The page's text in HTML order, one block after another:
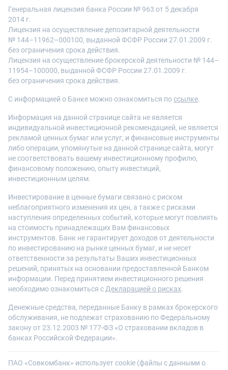
Генеральная лицензия банка России № 963 от 5 декабря
2014 г.
Лицензия на осуществление депозитарной деятельности
№ 144–11962–000100, выданной ФСФР России 27.01.2009 г.
без ограничения срока действия.
Лицензия на осуществление брокерской деятельности № 144–
11954–100000, выданной ФСФР России 27.01.2009 г.
без ограничения срока действия.
С информацией о Банке можно ознакомиться поссылке.
Информация на данной странице сайта не является
индивидуальной инвестиционной рекомендацией, не является
рекламой ценных бумаг или услуг, и финансовые инструменты
либо операции, упомянутые на данной странице сайта, могут
не соответствовать вашему инвестиционному профилю,
финансовому положению, опыту инвестиций,
инвестиционным целям.
Инвестирование в ценные бумаги связано с риском
неблагоприятного изменения их цен, а также с рисками
наступления определенных событий, которые могут повлиять
на стоимость принадлежащих Вам финансовых
инструментов. Банк не гарантирует доходов от деятельности
по инвестированию на рынке ценных бумаг, и не несет
ответственности за результаты Ваших инвестиционных
решений, принятых на основании предоставленной Банком
информации. Перед принятием инвестиционного решения
необходимо ознакомиться с Декларацией о рисках.
Денежные средства, переданные Банку в рамках брокерского
обслуживания, не подлежат страхованию по Федеральному
закону от 23.12.2003 № 177-ФЗ «О страховании вкладов в
банках Российской Федерации».
ПАО «Совкомбанк» использует cookie (файлы с данными о